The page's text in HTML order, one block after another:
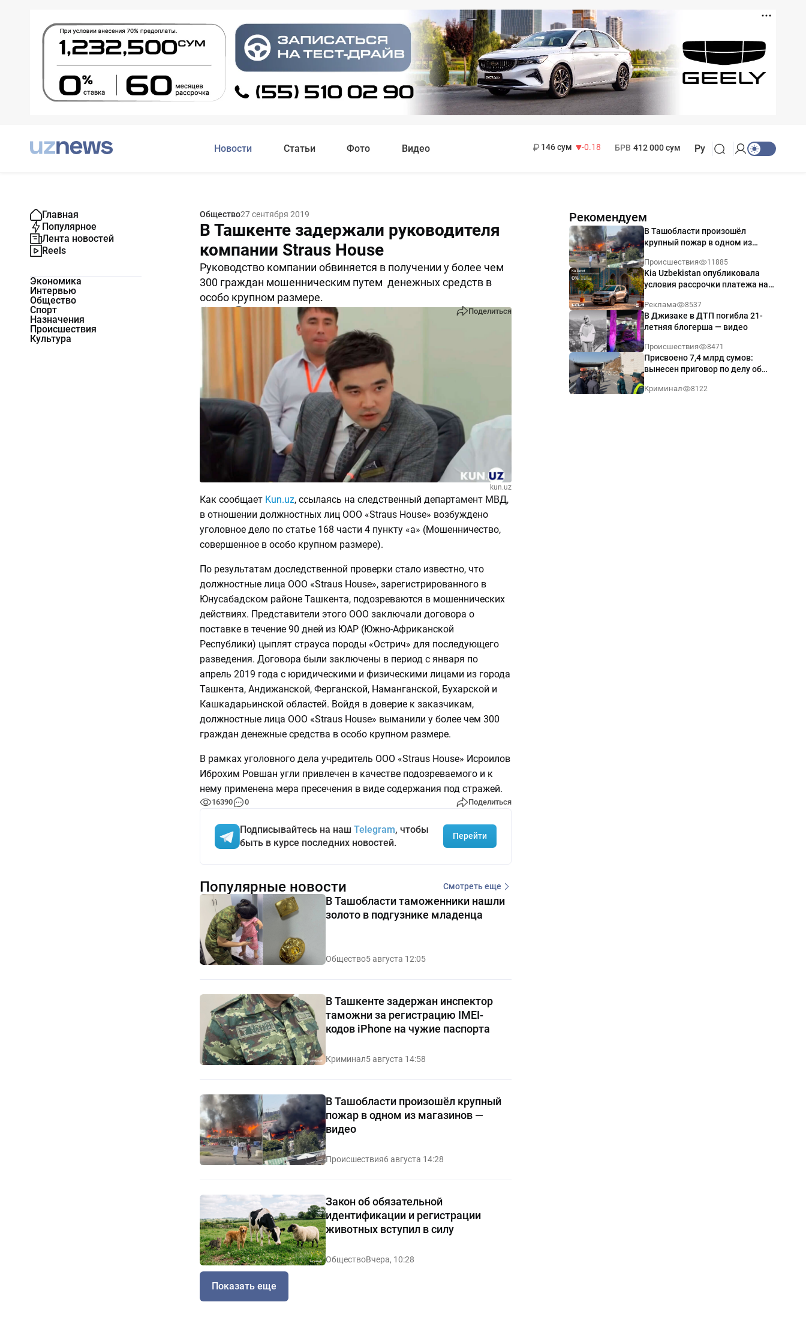
Новости Статьи Фото Видео
146 сум
-0.18
БРВ 412 000 сум Ру
Главная
Популярное
Лента новостей
Reels
Экономика
Интервью
Общество
Спорт
Назначения
Происшествия
Культура
Общество27 сентября 2019
В Ташкенте задержали руководителя
компании Straus House
Руководство компании обвиняется в получении у более чем
300 граждан мошенническим путем денежных средств в
особо крупном размере.
Поделиться
kun.uz
Как сообщает Kun.uz, ссылаясь на следственный департамент МВД,
в отношении должностных лиц ООО «Straus House» возбуждено
уголовное дело по статье 168 части 4 пункту «а» (Мошенничество,
совершенное в особо крупном размере).
По результатам доследственной проверки стало известно, что
должностные лица ООО «Straus House», зарегистрированного в
Юнусабадском районе Ташкента, подозреваются в мошеннических
действиях. Представители этого ООО заключали договора о
поставке в течение 90 дней из ЮАР (Южно-Африканской
Республики) цыплят страуса породы «Острич» для последующего
разведения. Договора были заключены в период с января по
апрель 2019 года с юридическими и физическими лицами из города
Ташкента, Андижанской, Ферганской, Наманганской, Бухарской и
Кашкадарьинской областей. Войдя в доверие к заказчикам,
должностные лица ООО «Straus House» выманили у более чем 300
граждан денежные средства в особо крупном размере.
В рамках уголовного дела учредитель ООО «Straus House» Исроилов
Иброхим Ровшан угли привлечен в качестве подозреваемого и к
нему применена мера пресечения в виде содержания под стражей.
16390 0 Поделиться
Подписывайтесь на наш Telegram, чтобы
быть в курсе последних новостей.
Перейти
Рекомендуем
В Ташобласти произошёл
крупный пожар в одном из
Происшествия 11885
Kia Uzbekistan опубликовала
условия рассрочки платежа на
годовых
Реклама 8537
В Джизаке в ДТП погибла 21-
летняя блогерша — видео
Происшествия 8471
Присвоено 7,4 млрд сумов:
вынесен приговор по делу об
Ташкенте
Криминал 8122
Популярные новости Смотреть еще
В Ташобласти таможенники нашли
золото в подгузнике младенца
Общество5 августа 12:05
В Ташкенте задержан инспектор
таможни за регистрацию IMEI-
кодов iPhone на чужие паспорта
Криминал5 августа 14:58
В Ташобласти произошёл крупный
пожар в одном из магазинов —
видео
Происшествия6 августа 14:28
Закон об обязательной
идентификации и регистрации
животных вступил в силу
ОбществоВчера, 10:28
Показать еще